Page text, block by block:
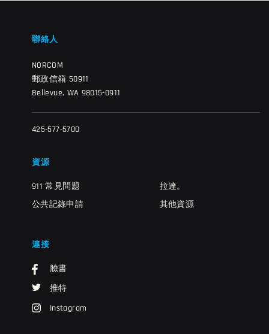
聯絡人
NORCOM
郵政信箱 50911
Bellevue, WA 98015-0911
425-577-5700
資源
911 常見問題
公共記錄申請
拉達。
其他資源
連接
臉書
推特
Instagram